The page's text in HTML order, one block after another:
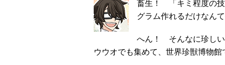
畜生！ 「キミ程度の
グラム作れるだけなん
へん！ そんなに珍しい
ウウオでも集めて、世界珍獣博物館